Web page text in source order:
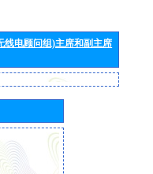
线电顾问组)主席和副主席